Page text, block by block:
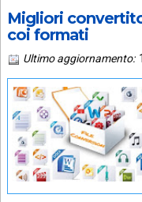
Migliori
coi formati
Ultimo aggiornamento: